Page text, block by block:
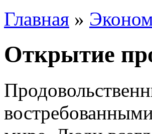
Главная »
Открытие